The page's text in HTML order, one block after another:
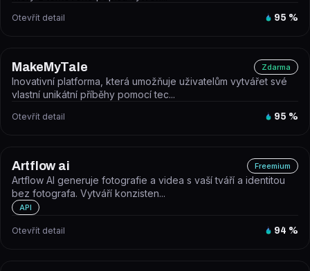
Otevřít detail 95 %
MakeMyTale Zdarma
Inovativní platforma, která umožňuje uživatelům vytvářet své
vlastní unikátní příběhy pomocí tec...
Otevřít detail 95 %
Artflow ai Freemium
Artflow AI generuje fotografie a videa s vaší tváří a identitou
bez fotografa. Vytváří konzisten...
API
Otevřít detail 94 %